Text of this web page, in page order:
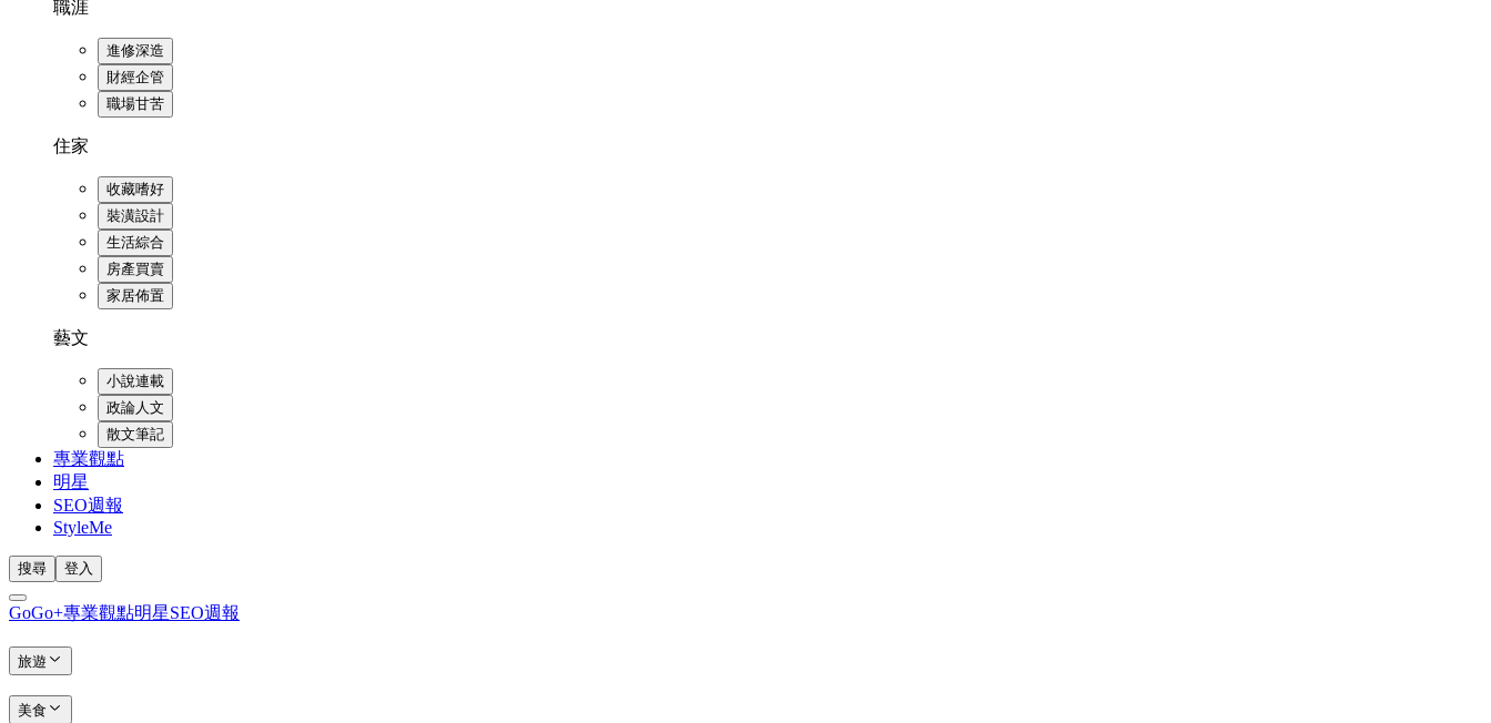
職涯
進修深造
財經企管
職場甘苦
住家
收藏嗜好
裝潢設計
生活綜合
房產買賣
家居佈置
藝文
小說連載
政論人文
散文筆記
專業觀點
明星
SEO週報
StyleMe
搜尋 登入
GoGo+專業觀點明星SEO週報
旅遊
美食